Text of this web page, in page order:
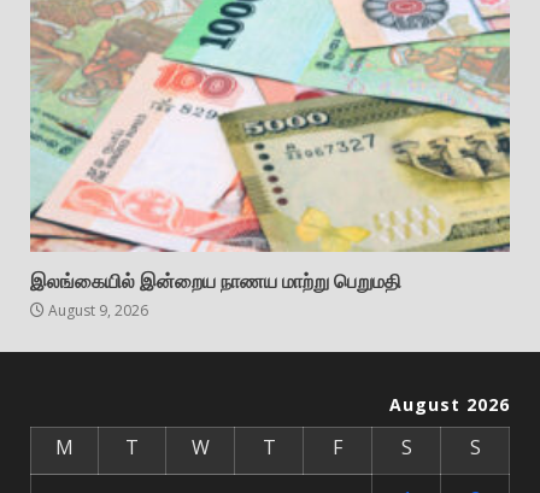
இலங்கையில் இன்றைய நாணய மாற்று பெறுமதி
August 9, 2026
August 2026
M T W T F S
S